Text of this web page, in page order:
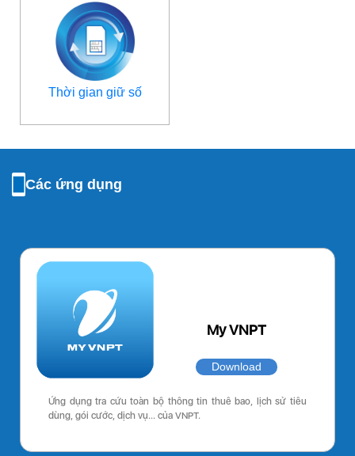
Thời gian giữ số
Các ứng dụng
My VNPT
Download
Ứng dụng tra cứu toàn bộ thông tin thuê bao, lịch sử tiêu
dùng, gói cước, dịch vụ… của VNPT.